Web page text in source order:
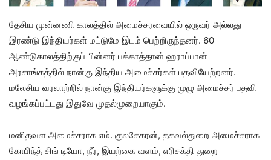
தேசிய முன்னணி காலத்தில் அமைச்சரவையில் ஒருவர் அல்லது
இரண்டு இந்தியர்கள் மட்டுமே இடம் பெற்றிருந்தனர். 60
ஆண்டுகாலத்திற்குப் பின்னர் பக்காத்தான் ஹராப்பான்
அரசாங்கத்தில் நான்கு இந்திய அமைச்சர்கள் பதவியேற்றனர்.
மலேசிய வரலாற்றில் நான்கு இந்தியர்களுக்கு முழு அமைச்சர் பதவி
வழங்கப்பட்டது இதுவே முதல்முறையாகும்.
மனிதவள அமைச்சராக எம். குலசேகரன், தகவல்துறை அமைச்சராக
கோபிந்த் சிங் டியோ, நீர், இயற்கை வளம், எரிசக்தி துறை